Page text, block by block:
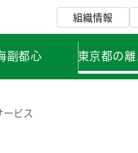
組織情報
副都心 東京都の
ビス